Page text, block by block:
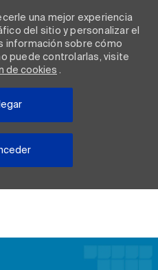
una mejor experiencia
del sitio y personalizar el
información sobre cómo
puede controlarlas, visite
de cookies .